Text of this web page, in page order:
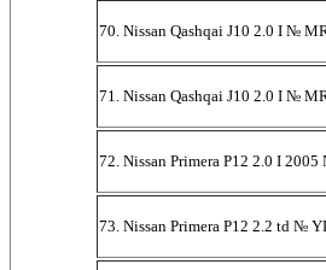
70. Nissan Qashqai J10 2.0 I №
71. Nissan Qashqai J10 2.0 I №
72. Nissan Primera P12 2.0 I
73. Nissan Primera P12 2.2 td №